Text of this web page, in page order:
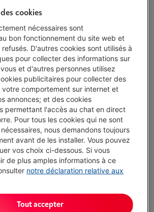
limitée
J'achète
OLED 34GX900A-B
(3)
de l'écran: 33.9 " (86.2 cm)
d'écran: 3440 x 1440 pixels
QHD)
de rafraîchissement: 240 Hz
-Voir le stock
J'achète
cookies
nécessaires sont
bon fonctionnement du site web et
D'autres cookies sont utilisés à
pour collecter des informations sur
et d'autres personnes utilisez
publicitaires pour collecter des
votre comportement sur internet et
annonces; et des cookies
permettant l'accès au chat en direct
Pour tous les cookies qui ne sont
nous demandons toujours
avant de les installer. Vous pouvez
vos choix ci-dessous. Si vous
de plus amples informations à ce
notre déclaration relative aux
Tout accepter